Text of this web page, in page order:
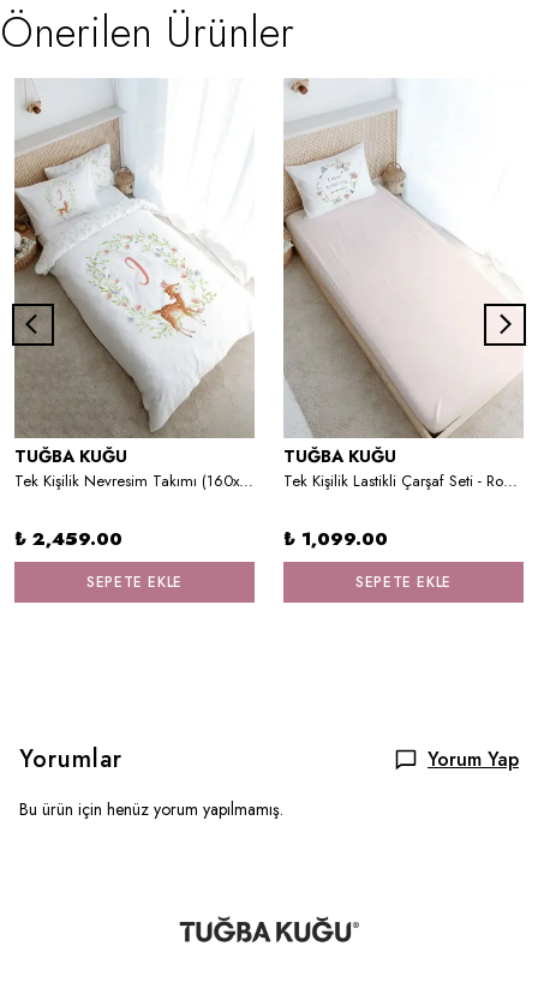
Önerilen Ürünler
TUĞBA KUĞU
Tek Kişilik Nevresim Takımı (160x220) - Little Deer Series - I Harfi
₺ 2,459.00
SEPETE EKLE
TUĞBA KUĞU
Tek Kişilik Lastikli Çarşaf Seti - Royal Series - Flower Dream
₺ 1,099.00
SEPETE EKLE
Yorumlar Yorum Yap
Bu ürün için henüz yorum yapılmamış.